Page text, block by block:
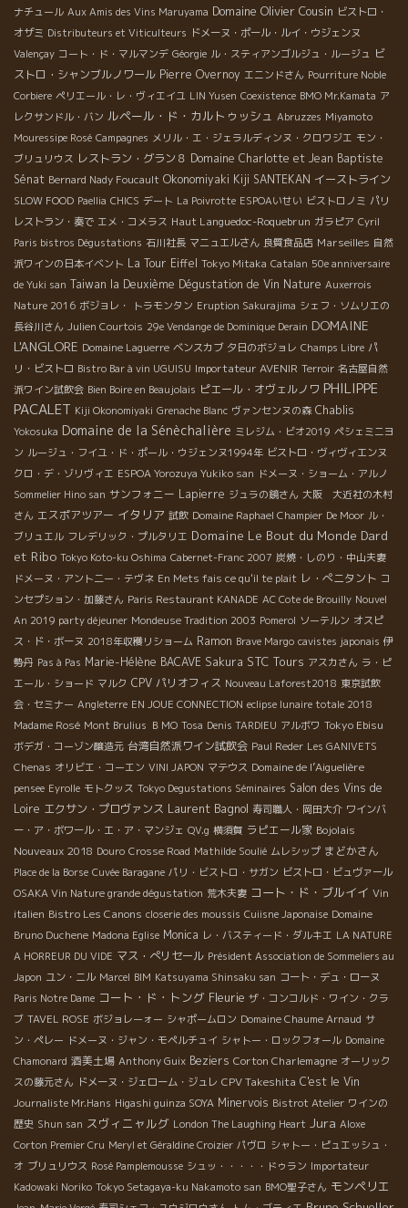
されるんですねぇ。グッとくる味わいとでもいいましょうか…。
試飲、畑回りとひと通り終わったところで、さあ、ランチ。ロー
ランの蔵のあるCOLMAR郊外の BENNWIHR村から車で走ること
15分。TURCKHEIMは古い町並みが残るかわいい村で、ローラン
お勧めのレストランは「ア・ロム・ソヴァージュ(A L’HOMME
SAUVAGE)」。アルザスはグルメで有名な土地だし、どうしよう
かなぁ…と迷いつつ、ランチメニューのホタテについつい。海は
遠いし、地元の特産じゃないけど、好きなんだもん。で、アルフ
ァルファにチコリにサラダにミニトマトやシブレットがてんこ盛
りのホタテのタルタルは鮮度抜群でフレッシュ。そこにローラ
ン・バルツ ラシーヌ・メチス2007。 ピノ、シルヴァネール、リ
ースリング、ミュスカの混醸でこちらもフレッシュ、果実味いっ
ぱいでフレッシュの二乗。ホタテの甘みと潮味がワインの柔らか
な酸味とミネラルにぴたりと寄り添って、爽やかなマリアージュ
ってところでしょうか。これはお寿司なんかにもいいに違いな
い！ナチュラルさが身に沁みるランチタイムと相成りました。 ＊
Laurent BARTH＊ローラン・バルツ Racines metisses 2007
＊A L’HOMME SAUVAGE 19,Grand’rue 68230 TURCKHEIM
TEL 03 89 27 56 15 ＜シュナン・ブラン×生ガキレモン＞ ロワー
ルはアンジェの自然派といえばラブレー村のドメーヌ・デ・サブ
ロネットのメナール・ジョエル。25年以上のビオ実践者で、とに
かくワイン造りに熱心で人柄も最高にいい人、ちょっと早口だけ
ど。そんな彼、最近、3時間かけてキュートで優しい奥様クリステ
ィと友人とで時々、ブルターニュの海へ出かけるのだとか。海の
雄大な景色を見てリフレッシュするのが気持ちいいそうで…。試
飲と畑巡りにお邪魔したこの日の前日も、ブルターニュに行って
いたとかで、大きな袋にいっぱいの牡蠣が…。ランチタイムの前
菜は牡蠣にしたいけど…とのこと。大歓迎！「日本人って牡蠣食
べるの？これ、海の浅場にいっぱいくっついてる天然の牡蠣だけ
ど。大きすぎて、嫌？」トンでもございません！こんなに大きい
岩牡蠣なんて、日本の料理屋さんで食べたら1個1000円はする
し、日本人っていうか、私は牡蠣大好きだし。ここで牡蠣に会え
るなんて！さあさあ…。 ワインはレ・ジュネ2006。シュナン・
ブラン100％、フローラルナ香りでボリュームがあって酸味のき
れいな白。「牡蠣には何付ける？僕たちはそのままかバターか
な」そりゃ、レモンでしょ。試してみて。「レモンもいいね。さ
っぱりするし、潮の濃さが和らいでいいバランスだ」いざ。ワイ
ンにボリュームがありすぎなのでバターがいいのかしらんと思い
きや、レモンひと絞りくらいの方が牡蠣のパワフルで濃いミルク
のような濃縮感に、完熟したぶどうを使ったエネルギッシュなコ
クがビシッと応えて、抜群のコンビネーション。潮味にワインの
きれいなミネラルもいい感じ。あー、至福…。もう1個、食べてい
い？…がついつい続いてしまった昼下がりだったのでした。アン
ジェに来てヨカッター!! ＊Domaine des SABLONNETTES＊ドメ
ーヌ・デ・サブロネット Les Genets 2006 というわけで、自然
派ワインに魚介やら野菜やらの素材そのまま、ナチュラルな素材
を組み合わせることで旨みや味わいがますます増して、これぞ!!と
いうスッゴイモノになることを体感した毎日…。今日も飲もっ
と。 ＊上記ワインの問い合わせ先： 株式会社イーストライン 〒
486-0812 愛知県春日井市大泉寺町大池下443−147 TEL：
0568-82-1955 FAX：0568-82-1524
ナチュール Aux Amis des Vins Maruyama Domaine Olivier Cousin ビストロ・
オザミ Distributeurs et Viticulteurs ドメーヌ・ポール・ルイ・ウジェンヌ
Valençay コート・ド・マルマンデ Géorgie ル・スティアンゴルジュ・ルージュ ビ
ストロ・シャンブルノワール Pierre Overnoy エニンドさん Pourriture Noble
Corbiere ペリエール・レ・ヴィエイユ LIN Yusen Coexistence BMO Mr.Kamata ア
レクサンドル・バン ルペール・ド・カルトゥッシュ Abruzzes Miyamoto
Mouressipe Rosé Campagnes メリル・エ・ジェラルディンヌ・クロワジエ モン・
ブリュリウス レストラン・グラン８ Domaine Charlotte et Jean Baptiste
Sénat Bernard Nady Foucault Okonomiyaki Kiji SANTEKAN イーストライン
SLOW FOOD Paellia CHICS デート La Poivrotte ESPOAいせい ビストロノミ パリ
レストラン・奏で エメ・コメラス Haut Languedoc-Roquebrun ガラピア Cyril
Paris bistros Dégustations 石川社長 マニュエルさん 良質食品店 Marseilles 自然
派ワインの日本イベント La Tour Eiffel Tokyo Mitaka Catalan 50e anniversaire
de Yuki san Taiwan la Deuxième Dégustation de Vin Nature Auxerrois
Nature 2016 ボジョレ・ トラモンタン Eruption Sakurajima シェフ・ソムリエの
長谷川さん Julien Courtois 29e Vendange de Dominique Derain DOMAINE
L'ANGLORE Domaine Laguerre ベンスカブ 夕日のボジョレ Champs Libre パ
リ・ビストロ Bistro Bar à vin UGUISU Importateur AVENIR Terroir 名古屋自然
派ワイン試飲会 Bien Boire en Beaujolais ピエール・オヴェルノワ PHILIPPE
PACALET Kiji Okonomiyaki Grenache Blanc ヴァンセンヌの森 Chablis
Yokosuka Domaine de la Sénèchalière ミレジム・ビオ2019 ペシェミニヨ
ン ルージュ・フイユ・ド・ポール・ウジェンヌ1994年 ビストロ・ヴィヴィエンヌ
クロ・デ・ゾリヴィエ ESPOA Yorozuya Yukiko san ドメーヌ・ショーム・アルノ
Sommelier Hino san サンフォニー Lapierre ジュラの鏡さん 大阪 大近社の木村
さん エスポアツアー イタリア 試飲 Domaine Raphael Champier De Moor ル・
ブリュエル フレデリック・プルタリエ Domaine Le Bout du Monde Dard
et Ribo Tokyo Koto-ku Oshima Cabernet-Franc 2007 炭焼・しのり・中山夫妻
ドメーヌ・アント二ー・テヴネ En Mets fais ce qu'il te plait レ・ぺニタント コ
ンセプション・加藤さん Paris Restaurant KANADE AC Cote de Brouilly Nouvel
An 2019 party déjeuner Mondeuse Tradition 2003 Pomerol ソーテルン オスピ
ス・ド・ボーヌ 2018年収穫リショーム Ramon Brave Margo cavistes japonais 伊
勢丹 Pas à Pas Marie-Hélène BACAVE Sakura STC Tours アスカさん ラ・ピ
エール・ショード マルク CPV パリオフィス Nouveau Laforest2018 東京試飲
会・セミナー Angleterre EN JOUE CONNECTION eclipse lunaire totale 2018
Madame Rosé Mont Brulius ＢＭО Tosa Denis TARDIEU アルボワ Tokyo Ebisu
ボデガ・コーゾン醸造元 台湾自然派ワイン試飲会 Paul Reder Les GANIVETS
Chenas オリビエ・コーエン VINI JAPON マテウス Domaine de l’Aiguelière
pensee Eyrolle モトクッス Tokyo Degustations Séminaires Salon des Vins de
Loire エクサン・プロヴァンス Laurent Bagnol 寿司職人・岡田大介 ワインバ
ー・ア・ボワール・エ・ア・マンジェ QV.g 横須賀 ラピエール家 Bojolais
Nouveaux 2018 Douro Crosse Road Mathilde Soulié ムレシップ まどかさん
Place de la Borse Cuvée Baragane パリ・ビストロ・サガン ビストロ・ビュヴァール
OSAKA Vin Nature grande dégustation 荒木夫妻 コート・ド・ブルイイ Vin
italien Bistro Les Canons closerie des moussis Cuiisne Japonaise Domaine
Bruno Duchene Madona Eglise Monica レ・バスティード・ダルキエ LA NATURE
A HORREUR DU VIDE マス・ぺリセール Président Association de Sommeliers au
Japon ユン・ニル Marcel BIM Katsuyama Shinsaku san コート・デュ・ローヌ
Paris Notre Dame コート・ド・トング Fleurie ザ・コンコルド・ワイン・クラ
ブ TAVEL ROSE ボジョレーォー シャポームロン Domaine Chaume Arnaud サ
ン・ペレー ドメーヌ・ジャン・モペルチュイ シャトー・ロックフォール Domaine
Chamonard 酒美土場 Anthony Guix Beziers Corton Charlemagne オーリック
スの藤元さん ドメーヌ・ジェローム・ジュレ CPV Takeshita C'est le Vin
Journaliste Mr.Hans Higashi guinza SOYA Minervois Bistrot Atelier ワインの
歴史 Shun san スヴィニャルグ London The Laughing Heart Jura Aloxe
Corton Premier Cru Meryl et Géraldine Croizier パヴロ シャトー・ピュエッシュ・
オ ブリュリウス Rosé Pamplemousse シュッ・・・・・ドゥラン Importateur
Kadowaki Noriko Tokyo Setagaya-ku Nakamoto san BMO聖子さん モンペリエ